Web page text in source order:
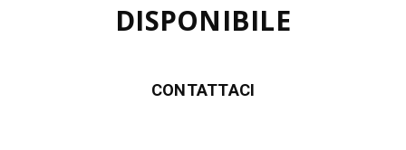
DISPONIBILE
CONTATTACI